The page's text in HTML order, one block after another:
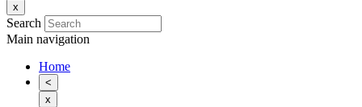
x
Search
Main navigation
Home
<
x